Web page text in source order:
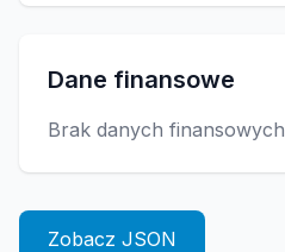
Dane finansowe
Brak danych finansowych
Zobacz JSON